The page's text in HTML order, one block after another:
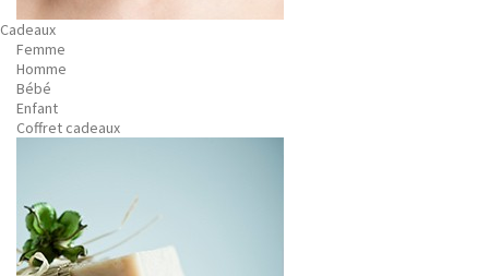
Cadeaux
Femme
Homme
Bébé
Enfant
Coffret cadeaux